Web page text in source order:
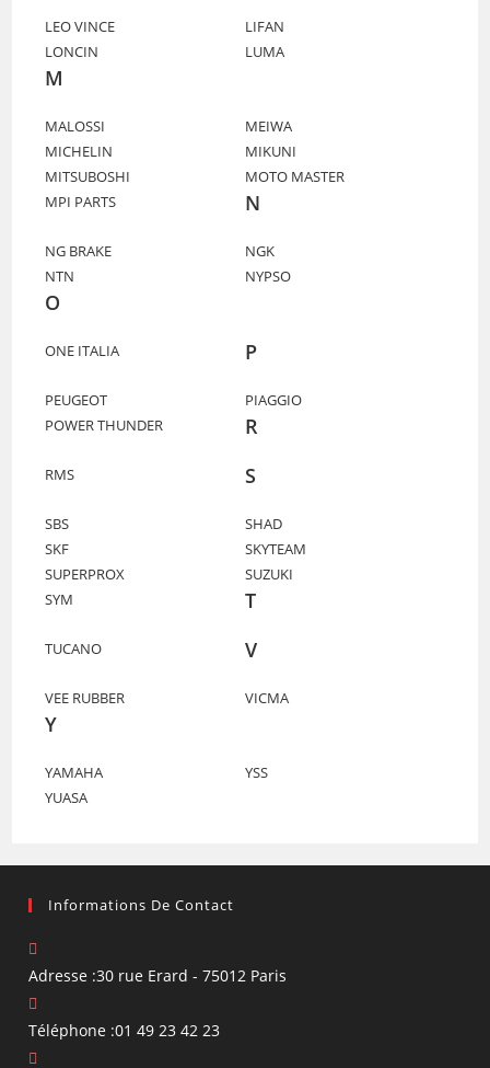
LEO VINCE
LIFAN
LONCIN
LUMA
M
MALOSSI
MEIWA
MICHELIN
MIKUNI
MITSUBOSHI
MOTO MASTER
MPI PARTS
N
NG BRAKE
NGK
NTN
NYPSO
O
ONE ITALIA P
PEUGEOT
PIAGGIO
POWER THUNDER
R
RMS S
SBS
SHAD
SKF
SKYTEAM
SUPERPROX
SUZUKI
SYM
T
TUCANO V
VEE RUBBER VICMA
Y
YAMAHA
YSS
YUASA
Informations De Contact
Adresse :30 rue Erard - 75012 Paris
Téléphone :01 49 23 42 23